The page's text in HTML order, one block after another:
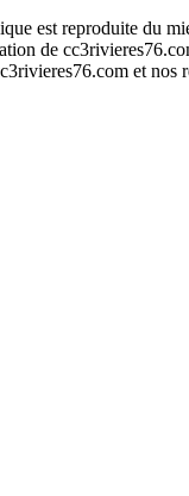
est reproduite du
de
et nos